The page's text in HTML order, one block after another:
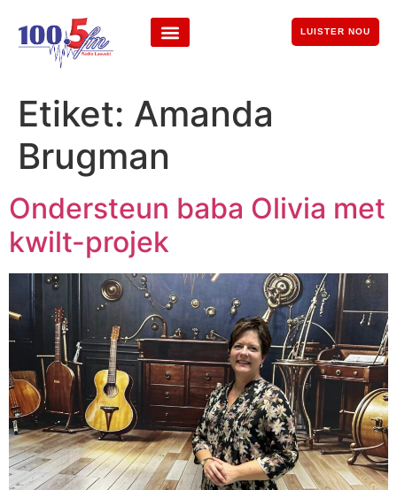
LUISTER NOU
Etiket: Amanda
Brugman
Ondersteun baba Olivia met
kwilt-projek